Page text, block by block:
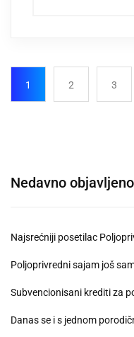
1 2 3
Nedavno objavljeno
Najsrećniji posetilac
Poljoprivredni sajam još
Subvencionisani krediti za
Danas se i s jednom